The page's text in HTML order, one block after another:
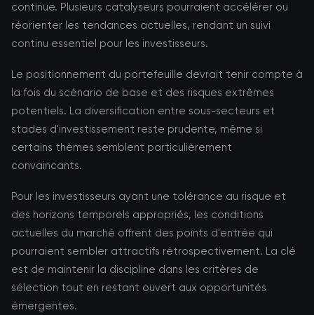
continue. Plusieurs catalyseurs pourraient accélérer ou
réorienter les tendances actuelles, rendant un suivi
continu essentiel pour les investisseurs.
Le positionnement du portefeuille devrait tenir compte à
la fois du scénario de base et des risques extrêmes
potentiels. La diversification entre sous-secteurs et
stades d'investissement reste prudente, même si
certains thèmes semblent particulièrement
convaincants.
Pour les investisseurs ayant une tolérance au risque et
des horizons temporels appropriés, les conditions
actuelles du marché offrent des points d'entrée qui
pourraient sembler attractifs rétrospectivement. La clé
est de maintenir la discipline dans les critères de
sélection tout en restant ouvert aux opportunités
émergentes.